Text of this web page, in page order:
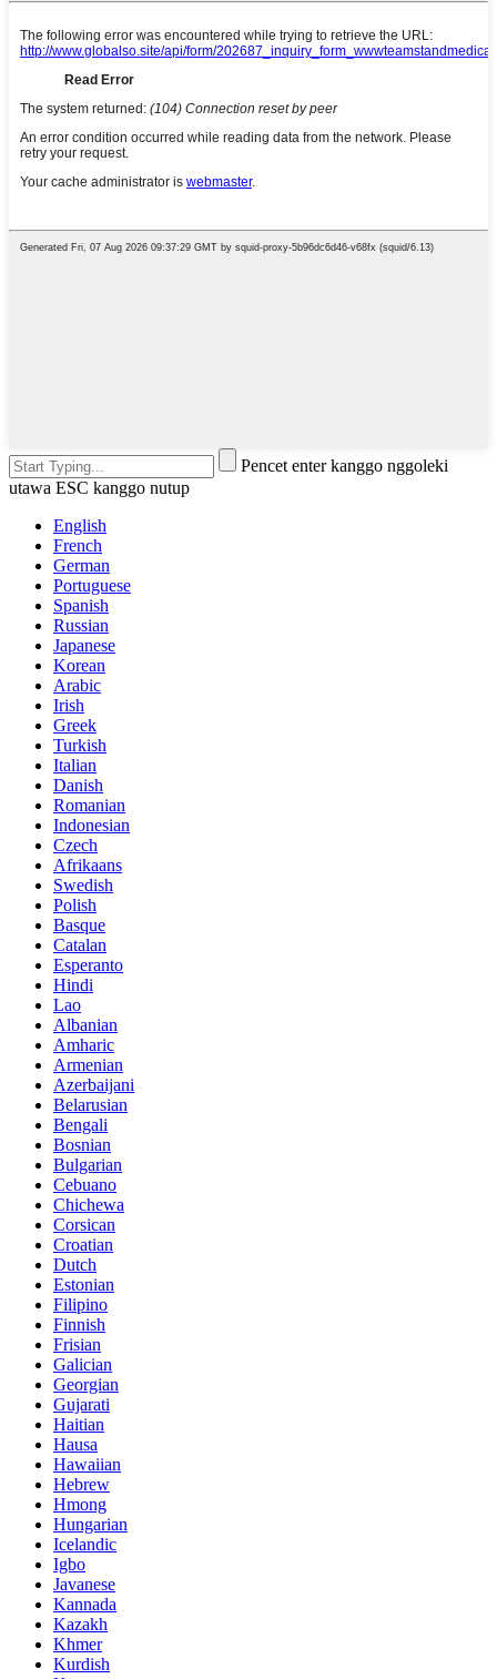
Pencet enter kanggo nggoleki
utawa ESC kanggo nutup
English
French
German
Portuguese
Spanish
Russian
Japanese
Korean
Arabic
Irish
Greek
Turkish
Italian
Danish
Romanian
Indonesian
Czech
Afrikaans
Swedish
Polish
Basque
Catalan
Esperanto
Hindi
Lao
Albanian
Amharic
Armenian
Azerbaijani
Belarusian
Bengali
Bosnian
Bulgarian
Cebuano
Chichewa
Corsican
Croatian
Dutch
Estonian
Filipino
Finnish
Frisian
Galician
Georgian
Gujarati
Haitian
Hausa
Hawaiian
Hebrew
Hmong
Hungarian
Icelandic
Igbo
Javanese
Kannada
Kazakh
Khmer
Kurdish